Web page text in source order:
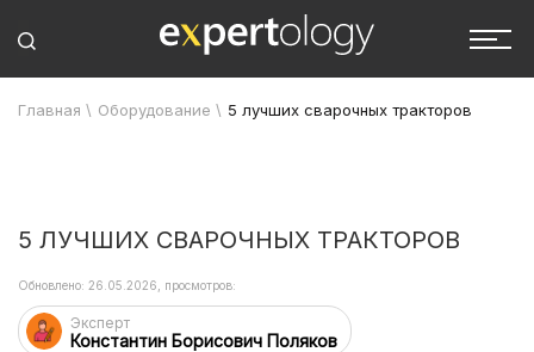
Главная \ Оборудование \ 5 лучших сварочных тракторов
5 ЛУЧШИХ СВАРОЧНЫХ ТРАКТОРОВ
Эксперт
Константин Борисович Поляков
Обновлено: 26.05.2026, просмотров: